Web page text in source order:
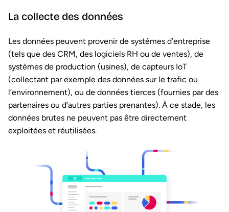
La collecte des données
Les données peuvent provenir de systèmes d’entreprise
(tels que des CRM, des logiciels RH ou de ventes), de
systèmes de production (usines), de capteurs IoT
(collectant par exemple des données sur le trafic ou
l’environnement), ou de données tierces (fournies par des
partenaires ou d’autres parties prenantes). À ce stade, les
données brutes ne peuvent pas être directement
exploitées et réutilisées.